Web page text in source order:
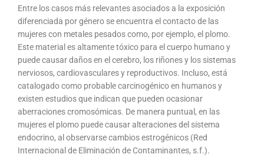
Entre los casos más relevantes asociados a la exposición
diferenciada por género se encuentra el contacto de las
mujeres con metales pesados como, por ejemplo, el plomo.
Este material es altamente tóxico para el cuerpo humano y
puede causar daños en el cerebro, los riñones y los sistemas
nerviosos, cardiovasculares y reproductivos. Incluso, está
catalogado como probable carcinogénico en humanos y
existen estudios que indican que pueden ocasionar
aberraciones cromosómicas. De manera puntual, en las
mujeres el plomo puede causar alteraciones del sistema
endocrino, al observarse cambios estrogénicos (Red
Internacional de Eliminación de Contaminantes, s.f.).